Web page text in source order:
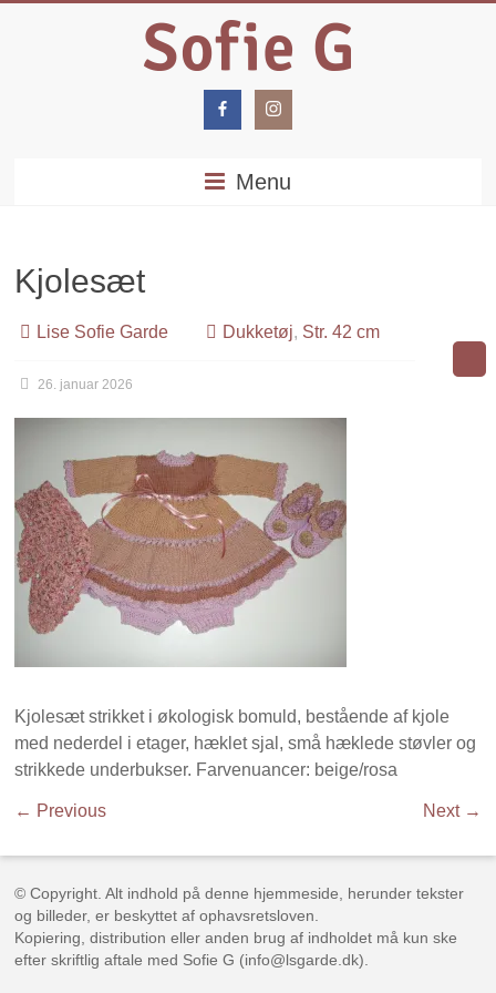
Menu
Kjolesæt
Lise Sofie Garde Dukketøj, Str. 42 cm
26. januar 2026
Kjolesæt strikket i økologisk bomuld, bestående af kjole
med nederdel i etager, hæklet sjal, små hæklede støvler og
strikkede underbukser. Farvenuancer: beige/rosa
← Previous Next →
© Copyright. Alt indhold på denne hjemmeside, herunder tekster
og billeder, er beskyttet af ophavsretsloven.
Kopiering, distribution eller anden brug af indholdet må kun ske
efter skriftlig aftale med Sofie G (info@lsgarde.dk).